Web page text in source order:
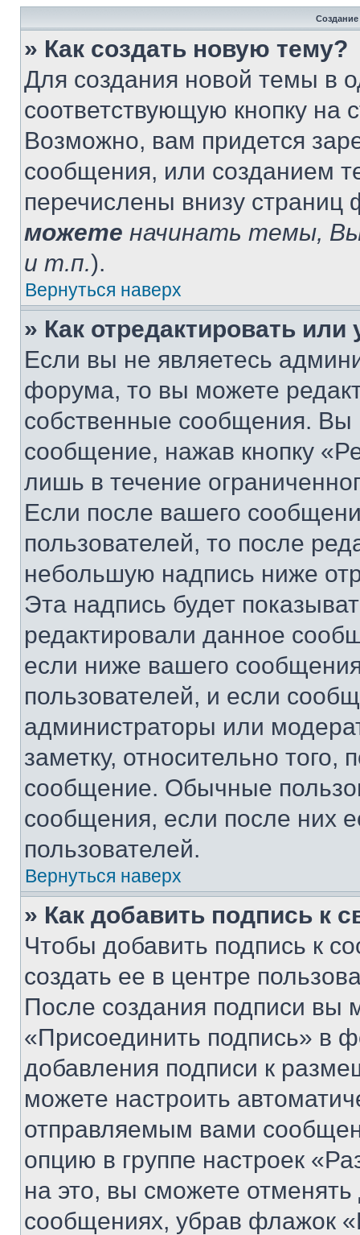
» Как создать новую тему?
Для создания новой темы в
соответствующую кнопку
Возможно, вам придется
сообщения, или созданием
перечислены внизу
можете начинать темы,
и т.п.).
Вернуться наверх
» Как отредактировать
Если вы не являетесь
форума, то вы можете
собственные сообщения. Вы
сообщение, нажав кнопку
лишь в течение
Если после вашего
пользователей, то после
небольшую надпись ниже
Эта надпись будет
редактировали данное
если ниже вашего
пользователей, и если
администраторы или
заметку, относительно
сообщение. Обычные
сообщения, если после них
пользователей.
Вернуться наверх
» Как добавить подпись к
Чтобы добавить подпись к
создать ее в центре
После создания подписи вы
«Присоединить подпись» в
добавления подписи к
можете настроить
отправляемым вами
опцию в группе настроек
на это, вы сможете
сообщениях, убрав флажок